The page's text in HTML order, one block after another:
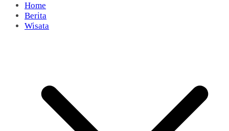
Home
Berita
Wisata